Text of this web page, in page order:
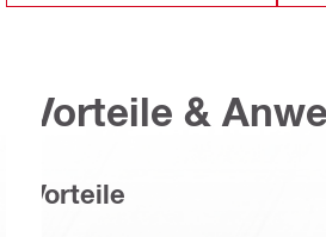
Vorteile &
Vorteile